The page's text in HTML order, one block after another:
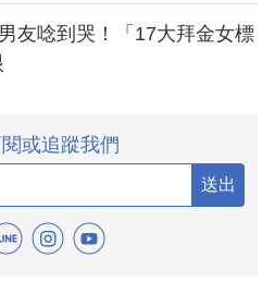
友唸到哭！「17大拜金女標
或追蹤我們
送出